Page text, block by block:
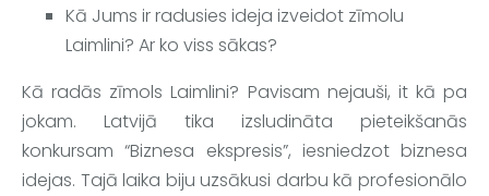
Laimlini? Ar ko viss sākas?
Kā radās zīmols Laimlini? Pavisam nejauši, it kā pa
jokam. Latvijā tika izsludināta pieteikšanās
konkursam “Biznesa ekspresis”, iesniedzot biznesa
idejas. Tajā laika biju uzsākusi darbu kā profesionālo